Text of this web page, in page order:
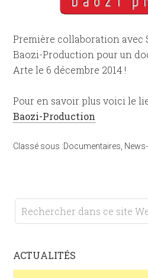
Première collaboration avec
Baozi-Production pour un
Arte le 6 décembre 2014 !
Pour en savoir plus voici le
Baozi-Production
Classé sous :Documentaires
ACTUALITÉS